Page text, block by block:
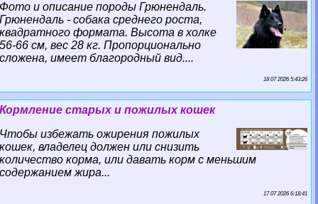
Фото и описание породы Грюнендаль.
Грюнендаль - собака среднего роста,
квадратного формата. Высота в холке
56-66 см, вес 28 кг. Пропорционально
сложена, имеет благородный вид....
18 07 2026 5:43:26
Кормление старых и пожилых кошек
Чтобы избежать ожирения пожилых
кошек, владелец должен или снизить
количество корма, или давать корм с меньшим
содержанием жира...
17 07 2026 6:18:41